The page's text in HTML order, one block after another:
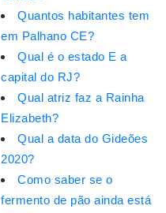
Quantos habitantes tem
em Palhano CE?
Qual é o estado E a
capital do RJ?
Qual atriz faz a Rainha
Elizabeth?
Qual a data do Gideões
2020?
Como saber se o
fermento de pão ainda está